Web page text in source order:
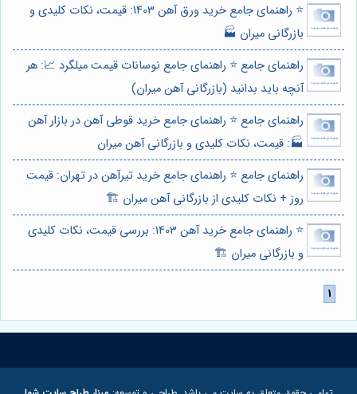
⭐️ راهنمای جامع خرید ورق آهن 1403: قیمت، نکات کلیدی و
بازرگانی میران 🏭
راهنمای جامع ⭐️ راهنمای جامع نوسانات قیمت میلگرد 📈: هر
آنچه باید بدانید (بازرگانی آهن میران)
راهنمای جامع ⭐️ راهنمای جامع خرید قوطی آهن در بازار آهن
🏭: قیمت، نکات کلیدی و بازرگانی آهن میران
راهنمای جامع ⭐️ راهنمای جامع خرید تیرآهن در تهران: قیمت
روز + نکات کلیدی از بازرگانی آهن میران 🏗️
⭐️ راهنمای جامع خرید آهن 1403: بررسی قیمت، نکات کلیدی
و بازرگانی میران 🏗️